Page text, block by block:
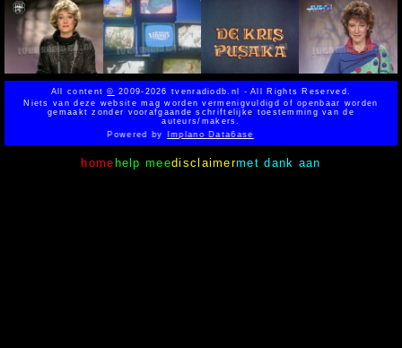
All content© 2009-2026 tvenradiodb.nl - All Rights Reserved.
Niets van deze website mag worden vermenigvuldigd of openbaar worden
gemaakt zonder voorafgaande schriftelijke toestemming van de
auteurs/makers.
Powered by
Implano Data6ase
home help meedisclaimermet dank aan